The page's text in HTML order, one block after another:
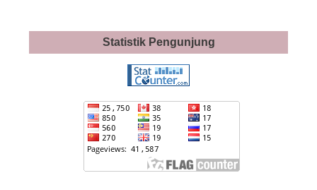
Statistik Pengunjung